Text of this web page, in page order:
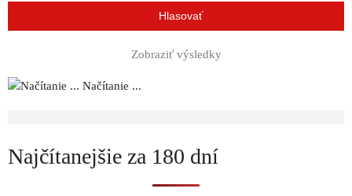
Zobraziť výsledky
Načítanie ...
Najčítanejšie za 180 dní